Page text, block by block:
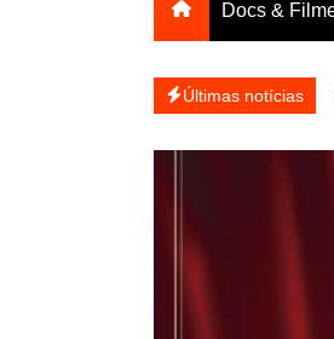
Docs &
Últimas notícias